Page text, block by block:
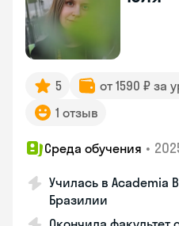
5 от 1590 ₽ за
1 отзыв
Среда обучения •
Училась в Academia
Бразилии